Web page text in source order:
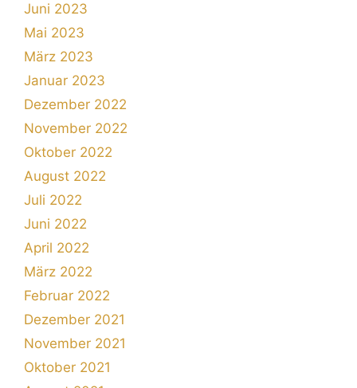
Juni 2023
Mai 2023
März 2023
Januar 2023
Dezember 2022
November 2022
Oktober 2022
August 2022
Juli 2022
Juni 2022
April 2022
März 2022
Februar 2022
Dezember 2021
November 2021
Oktober 2021